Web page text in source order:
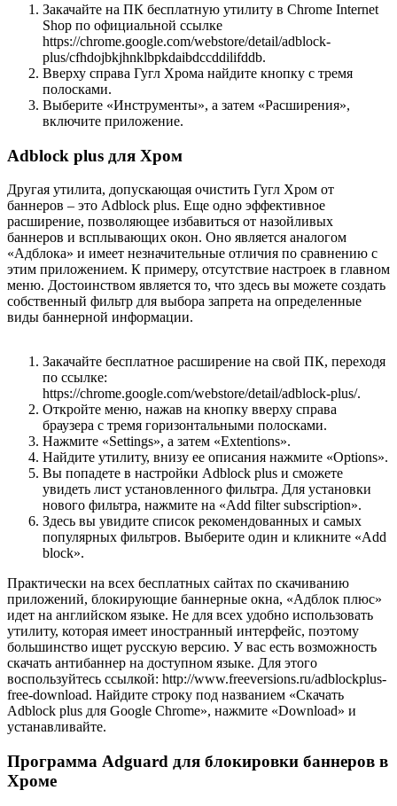
Закачайте на ПК бесплатную утилиту в Chrome Internet
Shop по официальной ссылке
https://chrome.google.com/webstore/detail/adblock-
plus/cfhdojbkjhnklbpkdaibdccddilifddb.
Вверху справа Гугл Хрома найдите кнопку с тремя
полосками.
Выберите «Инструменты», а затем «Расширения»,
включите приложение.
Adblock plus для Хром
Другая утилита, допускающая очистить Гугл Хром от
баннеров – это Adblock plus. Еще одно эффективное
расширение, позволяющее избавиться от назойливых
баннеров и всплывающих окон. Оно является аналогом
«Адблока» и имеет незначительные отличия по сравнению с
этим приложением. К примеру, отсутствие настроек в главном
меню. Достоинством является то, что здесь вы можете создать
собственный фильтр для выбора запрета на определенные
виды баннерной информации.
Закачайте бесплатное расширение на свой ПК, переходя
по ссылке:
https://chrome.google.com/webstore/detail/adblock-plus/.
Откройте меню, нажав на кнопку вверху справа
браузера с тремя горизонтальными полосками.
Нажмите «Settings», а затем «Extentions».
Найдите утилиту, внизу ее описания нажмите «Options».
Вы попадете в настройки Adblock plus и сможете
увидеть лист установленного фильтра. Для установки
нового фильтра, нажмите на «Add filter subscription».
Здесь вы увидите список рекомендованных и самых
популярных фильтров. Выберите один и кликните «Add
block».
Практически на всех бесплатных сайтах по скачиванию
приложений, блокирующие баннерные окна, «Адблок плюс»
идет на английском языке. Не для всех удобно использовать
утилиту, которая имеет иностранный интерфейс, поэтому
большинство ищет русскую версию. У вас есть возможность
скачать антибаннер на доступном языке. Для этого
воспользуйтесь ссылкой: http://www.freeversions.ru/adblockplus-
free-download. Найдите строку под названием «Скачать
Adblock plus для Google Chrome», нажмите «Download» и
устанавливайте.
Программа Adguard для блокировки баннеров в
Хроме